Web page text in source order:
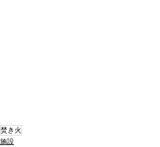
焚き火
施設